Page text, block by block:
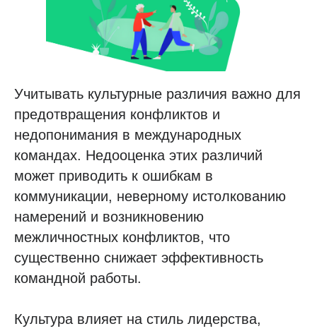
Учитывать культурные различия важно для
предотвращения конфликтов и
недопонимания в международных
командах. Недооценка этих различий
может приводить к ошибкам в
коммуникации, неверному истолкованию
намерений и возникновению
межличностных конфликтов, что
существенно снижает эффективность
командной работы.
Культура влияет на стиль лидерства,